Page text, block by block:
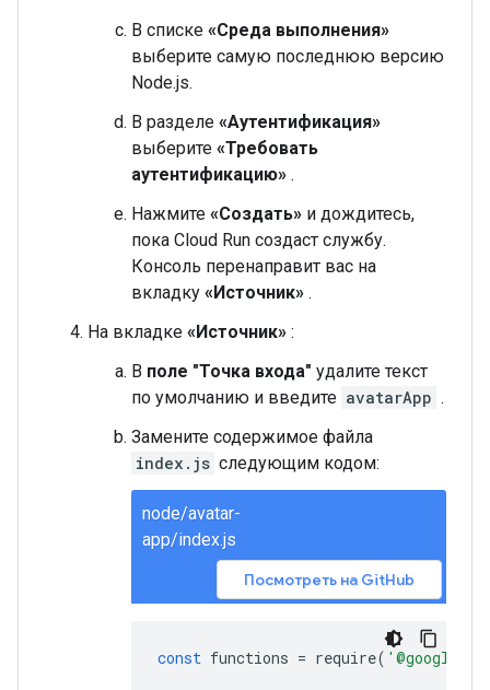
В списке «Среда выполнения»
выберите самую последнюю версию
Node.js.
В разделе «Аутентификация»
выберите «Требовать
аутентификацию» .
Нажмите «Создать» и дождитесь,
пока Cloud Run создаст службу.
Консоль перенаправит вас на
вкладку «Источник» .
На вкладке «Источник» :
В поле "Точка входа" удалите текст
по умолчанию и введите avatarApp .
Замените содержимое файла
index.js следующим кодом:
node/avatar-
app/index.js
Посмотреть на GitHub
const functions = require( '@google-